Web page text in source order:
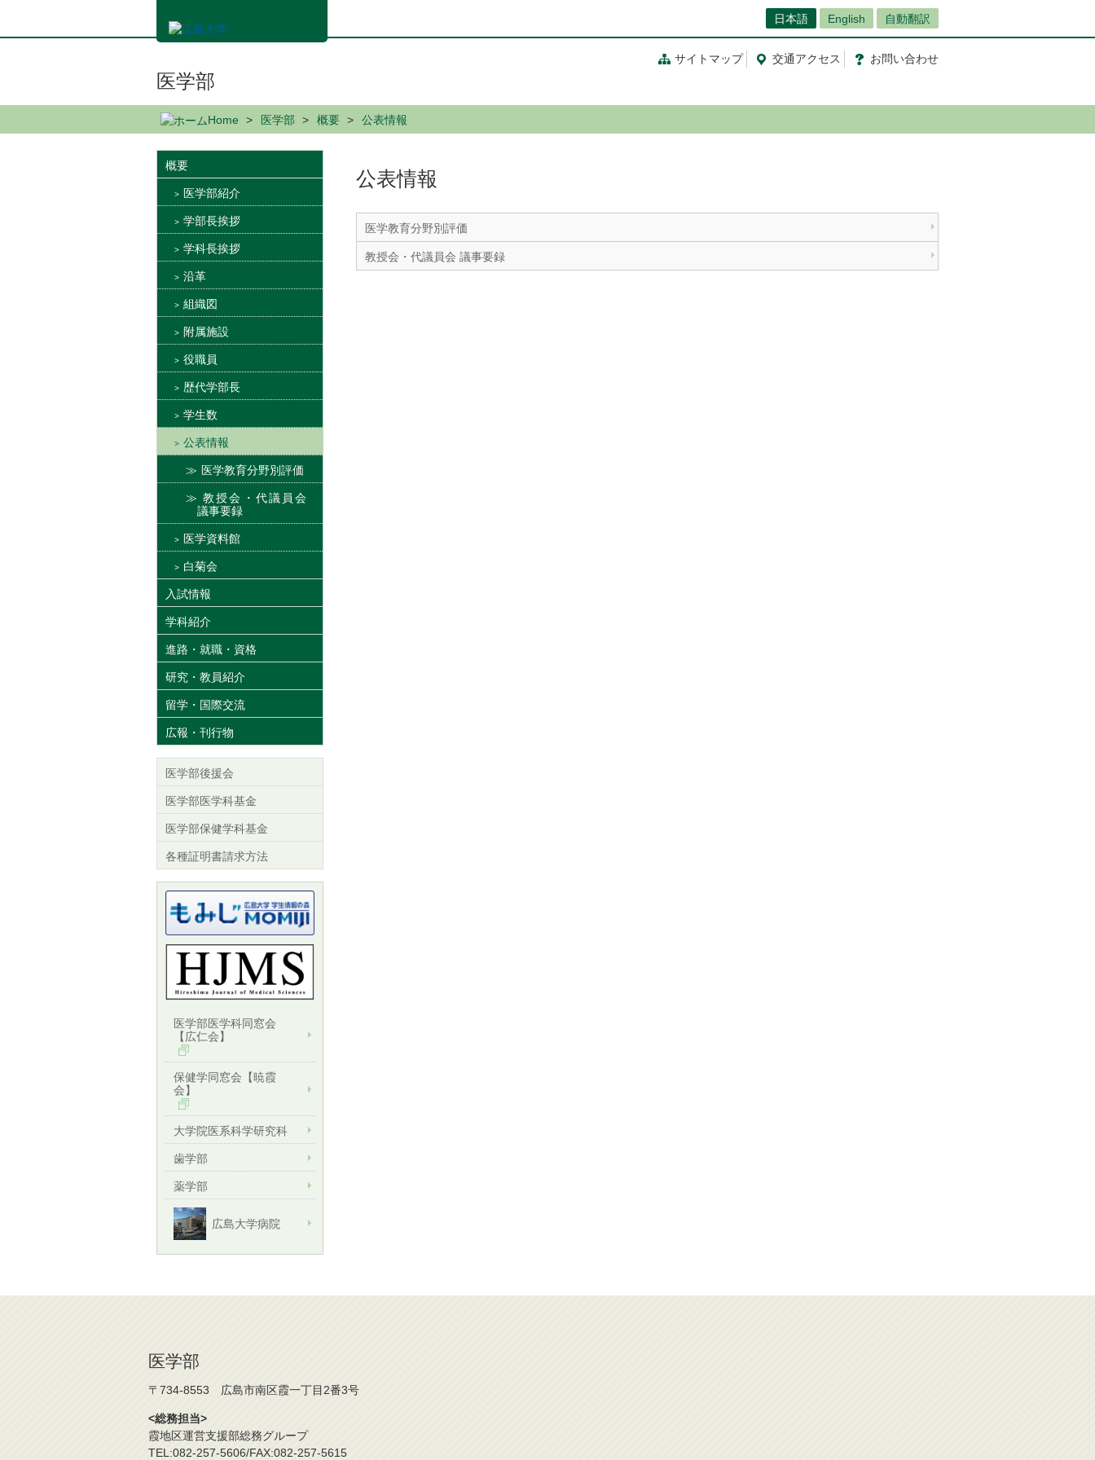
ン
日本語 English 自動翻訳
サイトマップ 交通アクセス お問い合わせ
医学部
Home 医学部 概要 公表情報
公表情報
医学教育分野別評価
教授会・代議員会 議事要録
概要
医学部紹介
学部長挨拶
学科長挨拶
沿革
組織図
附属施設
役職員
歴代学部長
学生数
公表情報
医学教育分野別評価
教授会・代議員会
議事要録
医学資料館
白菊会
入試情報
学科紹介
進路・就職・資格
研究・教員紹介
留学・国際交流
広報・刊行物
医学部後援会
医学部医学科基金
医学部保健学科基金
各種証明書請求方法
医学部医学科同窓会
【広仁会】
保健学同窓会【暁霞
会】
大学院医系科学研究科
歯学部
薬学部
広島大学病院
医学部
〒734-8553 広島市南区霞一丁目2番3号
<総務担当>
霞地区運営支援部総務グループ
TEL:082-257-5606/FAX:082-257-5615